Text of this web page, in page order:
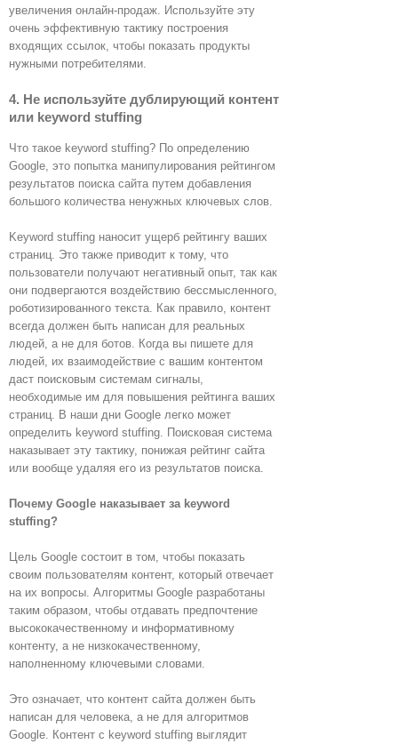
увеличения онлайн-продаж. Используйте эту
очень эффективную тактику построения
входящих ссылок, чтобы показать продукты
нужными потребителями.
4. Не используйте дублирующий контент
или keyword stuffing
Что такое keyword stuffing? По определению
Google, это попытка манипулирования рейтингом
результатов поиска сайта путем добавления
большого количества ненужных ключевых слов.
Keyword stuffing наносит ущерб рейтингу ваших
страниц. Это также приводит к тому, что
пользователи получают негативный опыт, так как
они подвергаются воздействию бессмысленного,
роботизированного текста. Как правило, контент
всегда должен быть написан для реальных
людей, а не для ботов. Когда вы пишете для
людей, их взаимодействие с вашим контентом
даст поисковым системам сигналы,
необходимые им для повышения рейтинга ваших
страниц. В наши дни Google легко может
определить keyword stuffing. Поисковая система
наказывает эту тактику, понижая рейтинг сайта
или вообще удаляя его из результатов поиска.
Почему Google наказывает за keyword
stuffing?
Цель Google состоит в том, чтобы показать
своим пользователям контент, который отвечает
на их вопросы. Алгоритмы Google разработаны
таким образом, чтобы отдавать предпочтение
высококачественному и информативному
контенту, а не низкокачественному,
наполненному ключевыми словами.
Это означает, что контент сайта должен быть
написан для человека, а не для алгоритмов
Google. Контент c keyword stuffing выглядит